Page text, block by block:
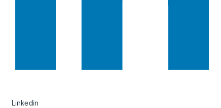
Linkedin